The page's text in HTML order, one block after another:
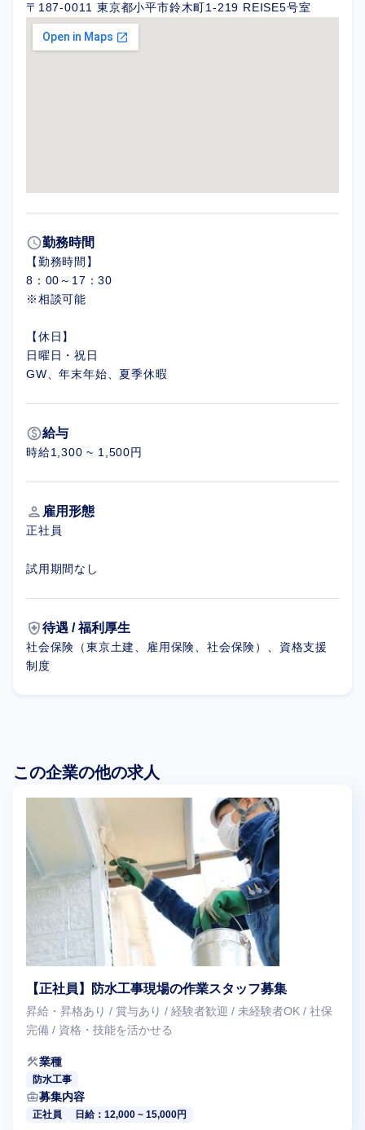
〒187-0011 東京都小平市鈴木町1-219 REISE5号室
schedule勤務時間
【勤務時間】
8：00～17：30
※相談可能
【休日】
日曜日・祝日
GW、年末年始、夏季休暇
paid給与
時給1,300 ~ 1,500円
person 雇用形態
正社員
試用期間なし
health_and_safety待遇 / 福利厚生
社会保険（東京土建、雇用保険、社会保険）、資格支援
制度
この企業の他の求人
【正社員】防水工事現場の作業スタッフ募集
昇給・昇格あり / 賞与あり / 経験者歓迎 / 未経験者OK / 社保
完備 / 資格・技能を活かせる
construction業種
防水工事
business_center募集内容
正社員 日給：12,000 ~ 15,000円